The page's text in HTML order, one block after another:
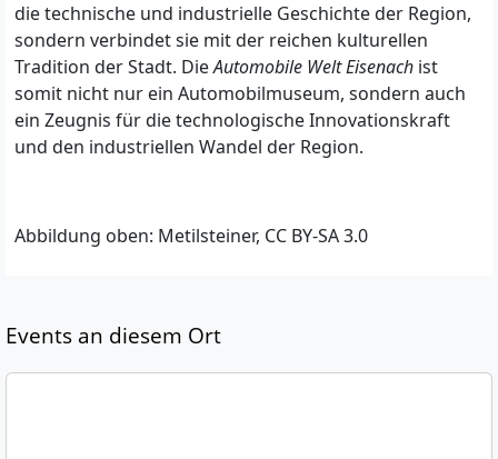
die technische und industrielle Geschichte der Region,
sondern verbindet sie mit der reichen kulturellen
Tradition der Stadt. DieAutomobile Welt Eisenach ist
somit nicht nur ein Automobilmuseum, sondern auch
ein Zeugnis für die technologische Innovationskraft
und den industriellen Wandel der Region.
Abbildung oben: Metilsteiner, CC BY-SA 3.0
Events an diesem Ort